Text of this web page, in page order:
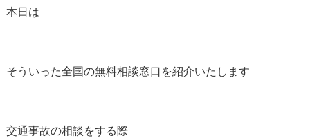
本日は
そういった全国の無料相談窓口を紹介いたします
交通事故の相談をする際